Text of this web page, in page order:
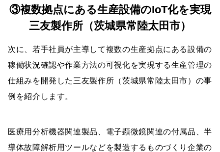
③複数拠点にある生産設備のIoT化を実現
三友製作所（茨城県常陸太田市）
次に、若手社員が主導して複数の生産拠点にある設備の
稼働状況確認や作業方法の可視化を実現する生産管理の
仕組みを開発した三友製作所（茨城県常陸太田市）の事
例を紹介します。
医療用分析機器関連製品、電子顕微鏡関連の付属品、半
導体故障解析用ツールなどを製造するものづくり企業の